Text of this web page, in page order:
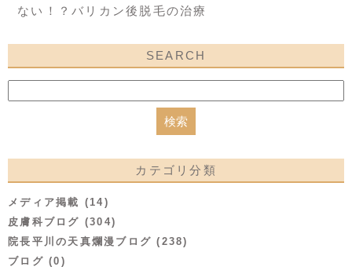
ない！？バリカン後脱毛の治療
SEARCH
カテゴリ分類
メディア掲載 (14)
皮膚科ブログ (304)
院長平川の天真爛漫ブログ (238)
ブログ (0)